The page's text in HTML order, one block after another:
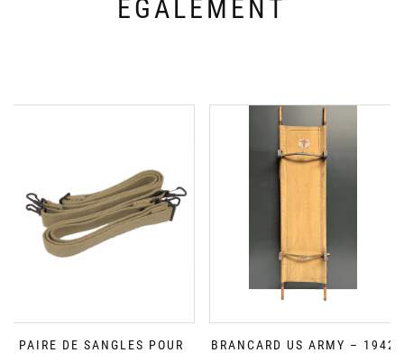
ÉGALEMENT
PAIRE DE SANGLES POUR
BRANCARD US ARMY – 1942